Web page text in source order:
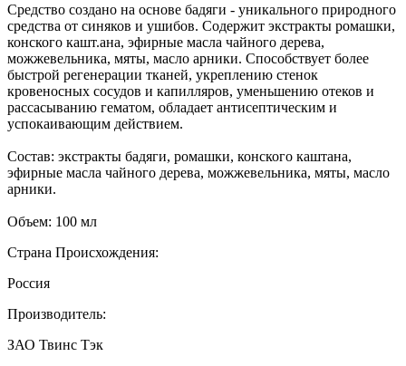
Средство создано на основе бадяги - уникального природного
средства от синяков и ушибов. Содержит экстракты ромашки,
конского кашт.ана, эфирные масла чайного дерева,
можжевельника, мяты, масло арники. Способствует более
быстрой регенерации тканей, укреплению стенок
кровеносных сосудов и капилляров, уменьшению отеков и
рассасыванию гематом, обладает антисептическим и
успокаивающим действием.
Состав: экстракты бадяги, ромашки, конского каштана,
эфирные масла чайного дерева, можжевельника, мяты, масло
арники.
Объем: 100 мл
Страна Происхождения:
Россия
Производитель:
ЗАО Твинс Тэк